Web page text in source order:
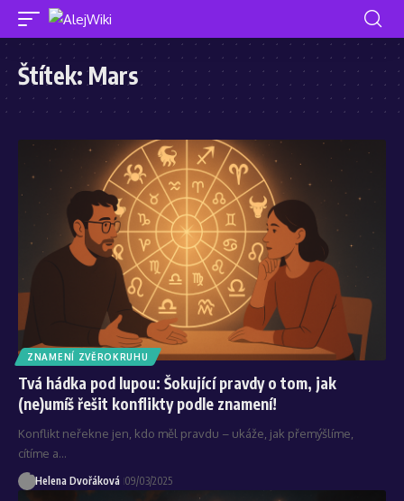
Štítek:Mars
ZNAMENÍ ZVĚROKRUHU
Tvá hádka pod lupou: Šokující pravdy o tom, jak
(ne)umíš řešit konflikty podle znamení!
Konflikt neřekne jen, kdo měl pravdu – ukáže, jak přemýšlíme,
cítíme a…
Helena Dvořáková 09/03/2025